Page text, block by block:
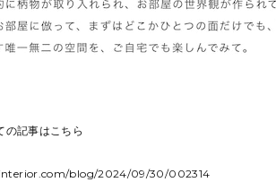
の記事はこちら
blog/2024/09/30/002314